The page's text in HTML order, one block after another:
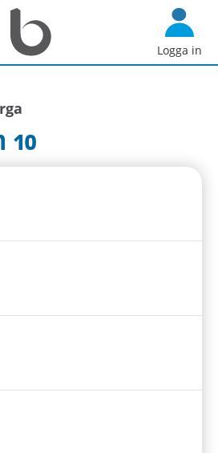
d
t
n
Startsida
Bostadsförmedlingen
i
AB
Logga in
10